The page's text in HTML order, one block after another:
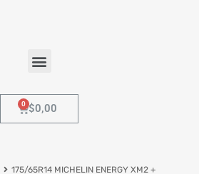
$0,00
175/65R14 MICHELIN ENERGY XM2 +